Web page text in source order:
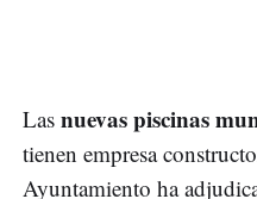
Las nuevas piscinas
tienen empresa
Ayuntamiento ha